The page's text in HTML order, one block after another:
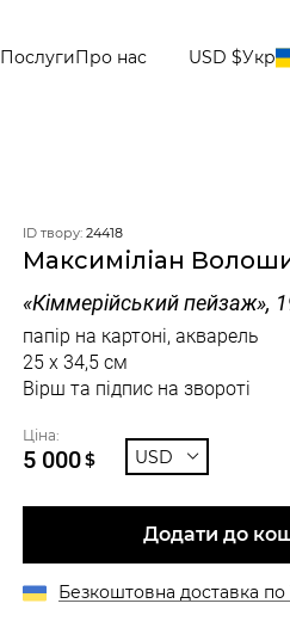
ПослугиПро нас USD $Укр
ID твору: 24418
Максиміліан
«Кіммерійський пейзаж»,
папір на картоні, акварель
25 x 34,5 см
Вірш та підпис на звороті
Ціна:
5 000$ USD
Додати до
Безкоштовна доставка по